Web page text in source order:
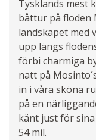
Tysklands mest
båttur på floden
landskapet med
upp längs
förbi charmiga
natt på
in i våra sköna
på en
känt just för
54 mil.